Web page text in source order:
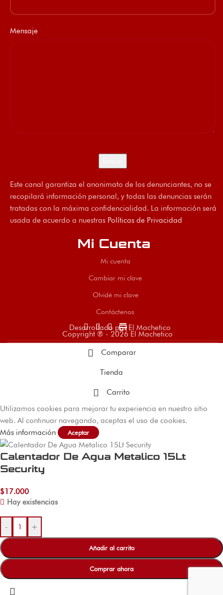
Mensaje
Este canal garantiza el anonimato de los denunciantes, no se
recopilará información personal, y todas las denuncias serán
tratadas con la máxima confidencialidad. La información será
usada de acuerdo a nuestras Políticas de Privacidad
Mi Cuenta
Mi cuenta
Cambiar mi clave
Olvidé mi clave
Contáctenos
store
Desarrollado por El Machetico
Copyright ® - 2026 El Machetico
Comparar
Tienda
Carrito
Utilizamos cookies para mejorar tu experiencia en nuestro sitio
web. Al continuar navegando, aceptas el uso de cookies.
Más información
Aceptar
Calentador De Agua Metalico 15Lt
Security
$17.000
Hay existencias
- +
Añadir al carrito
Comprar ahora